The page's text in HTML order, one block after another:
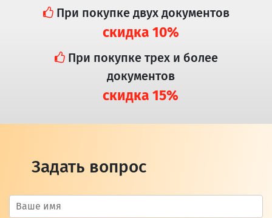
При покупке двух документов
скидка 10%
При покупке трех и более
документов
скидка 15%
Задать вопрос